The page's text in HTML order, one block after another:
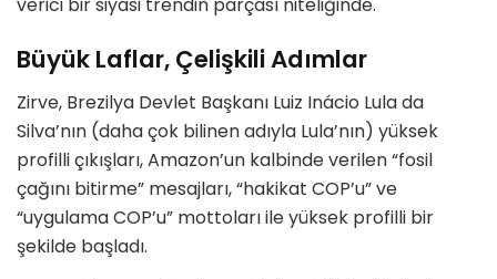
Büyük Laflar, Çelişkili Adımlar
Zirve, Brezilya Devlet Başkanı Luiz Inácio Lula da
Silva’nın (daha çok bilinen adıyla Lula’nın) yüksek
profilli çıkışları, Amazon’un kalbinde verilen“fosil
çağını bitirme” mesajları,“hakikat COP’u”ve
“uygulama COP’u” mottoları ile yüksek profilli bir
şekilde başladı.